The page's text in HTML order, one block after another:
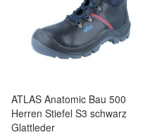
ATLAS Anatomic Bau 500
Herren Stiefel S3 schwarz
Glattleder